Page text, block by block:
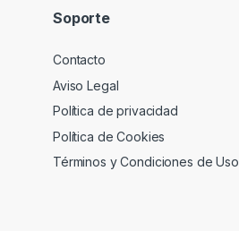
Soporte
Contacto
Aviso Legal
Política de privacidad
Política de Cookies
Términos y Condiciones de Uso